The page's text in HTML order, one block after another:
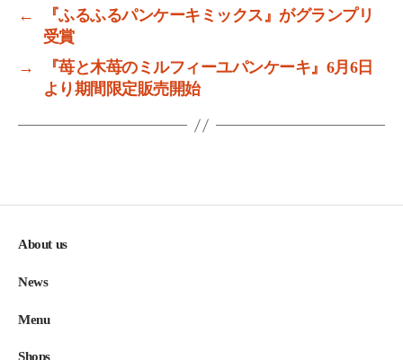
←
『ふるふるパンケーキミックス』がグランプリ
受賞
→
『苺と木苺のミルフィーユパンケーキ』6月6日
より期間限定販売開始
About us
News
Menu
Shops